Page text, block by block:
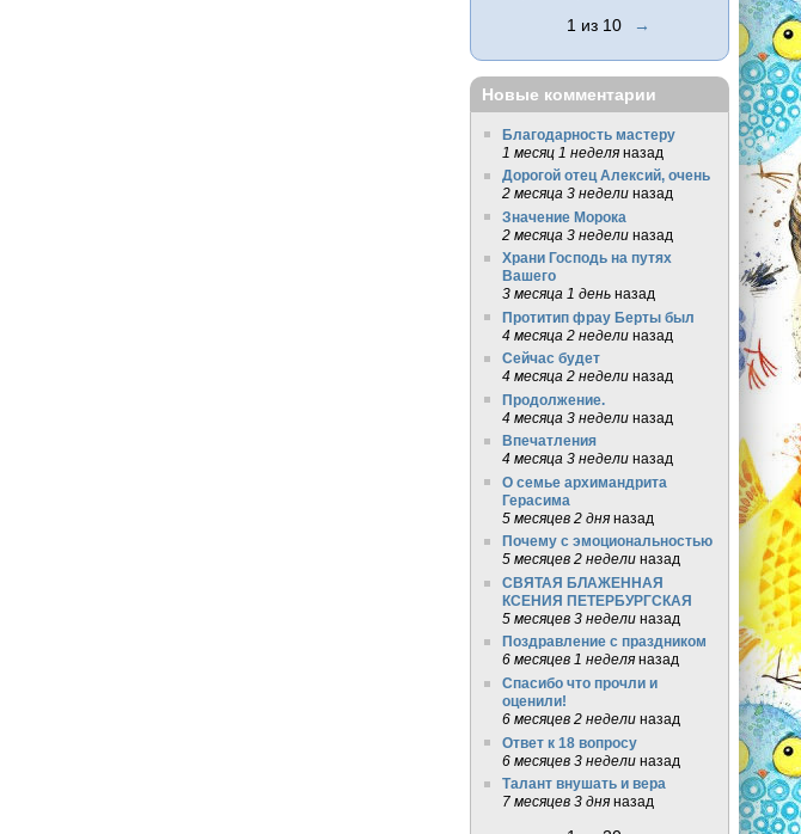
1 из 10 →
Новые комментарии
Благодарность мастеру
1 месяц 1 неделяназад
Дорогой отец Алексий, очень
2 месяца 3 неделиназад
Значение Морока
2 месяца 3 неделиназад
Храни Господь на путях
Вашего
3 месяца 1 деньназад
Протитип фрау Берты был
4 месяца 2 неделиназад
Сейчас будет
4 месяца 2 неделиназад
Продолжение.
4 месяца 3 неделиназад
Впечатления
4 месяца 3 неделиназад
О семье архимандрита
Герасима
5 месяцев 2 дняназад
Почему с эмоциональностью
5 месяцев 2 неделиназад
СВЯТАЯ БЛАЖЕННАЯ
КСЕНИЯ ПЕТЕРБУРГСКАЯ
5 месяцев 3 неделиназад
Поздравление с праздником
6 месяцев 1 неделяназад
Спасибо что прочли и
оценили!
6 месяцев 2 неделиназад
Ответ к 18 вопросу
6 месяцев 3 неделиназад
Талант внушать и вера
7 месяцев 3 дняназад